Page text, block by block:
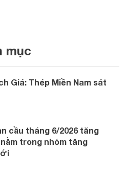
mục
Giá: Thép Miền Nam sát
cầu tháng 6/2026 tăng
trong nhóm tăng